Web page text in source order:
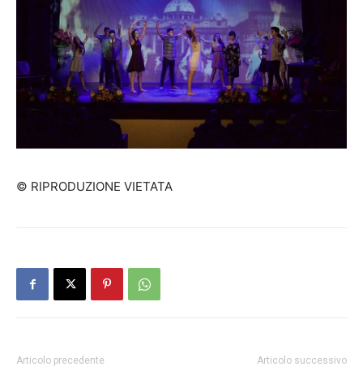
© RIPRODUZIONE VIETATA
Articolo precedente Articolo successivo